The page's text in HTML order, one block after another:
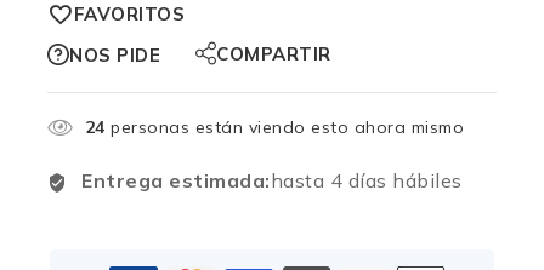
FAVORITOS
NOS PIDE
COMPARTIR
24 personas están viendo esto ahora mismo
Entrega estimada:hasta 4 días hábiles